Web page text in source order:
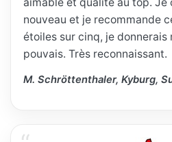
nouveau et je recommande
étoiles sur cinq, je donnerais
pouvais. Très reconnaissant.
M. Schröttenthaler, Kyburg,